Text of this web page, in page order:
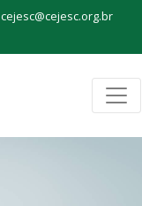
cejesc@cejesc.org.br